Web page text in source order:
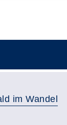
im Wandel